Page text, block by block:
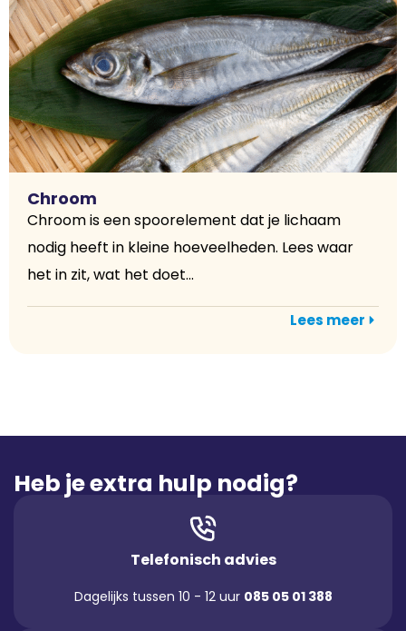
Chroom
Chroom is een spoorelement dat je lichaam
nodig heeft in kleine hoeveelheden. Lees waar
het in zit, wat het doet...
Lees meer
Heb je extra hulp nodig?
Telefonisch advies
Dagelijks tussen 10 - 12 uur 085 05 01 388